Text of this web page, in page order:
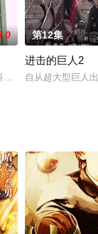
并以优异的成绩入
第12集
进击的巨人2
自从超大型巨人